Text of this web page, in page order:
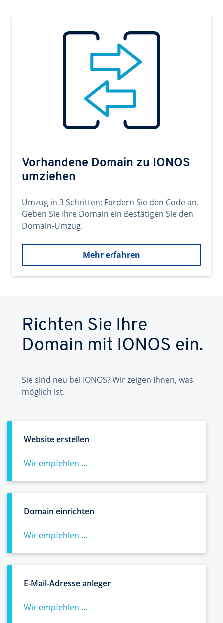
Vorhandene Domain zu IONOS
umziehen
Umzug in 3 Schritten: Fordern Sie den Code an.
Geben Sie Ihre Domain ein Bestätigen Sie den
Domain-Umzug.
Mehr erfahren
Richten Sie Ihre
Domain mit IONOS ein.
Sie sind neu bei IONOS? Wir zeigen Ihnen, was
möglich ist.
Website erstellen
Wir empfehlen ...
Domain einrichten
Wir empfehlen ...
E-Mail-Adresse anlegen
Wir empfehlen ...